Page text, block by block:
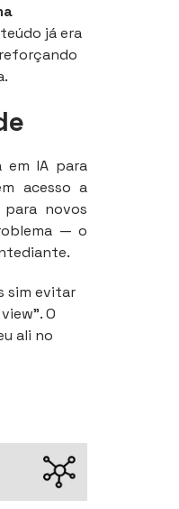
já era
em IA para
acesso a
novos
— o
sim evitar
O
ali no